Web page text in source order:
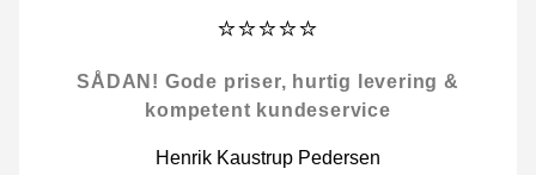
⭐⭐⭐⭐⭐
SÅDAN! Gode priser, hurtig levering &
kompetent kundeservice
Henrik Kaustrup Pedersen